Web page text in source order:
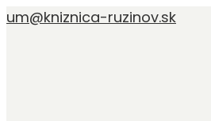
um@kniznica-ruzinov.sk